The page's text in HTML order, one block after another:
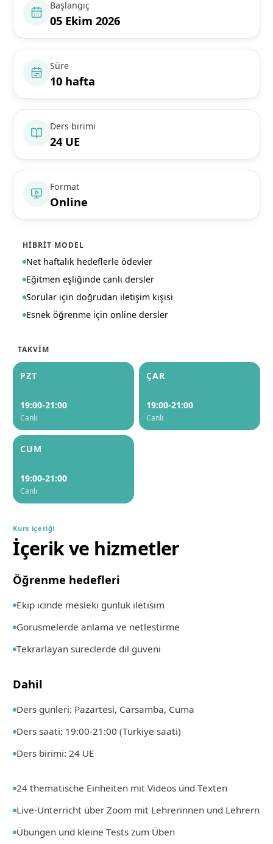
Başlangıç
05 Ekim 2026
Süre
10 hafta
Ders birimi
24 UE
Format
Online
HIBRIT MODEL
Net haftalık hedeflerle ödevler
Eğitmen eşliğinde canlı dersler
Sorular için doğrudan iletişim kişisi
Esnek öğrenme için online dersler
TAKVIM
PZT
19:00-21:00
Canlı
ÇAR
19:00-21:00
Canlı
CUM
19:00-21:00
Canlı
Kurs içeriği
İçerik ve hizmetler
Öğrenme hedefleri
Ekip icinde mesleki gunluk iletisim
Gorusmelerde anlama ve netlestirme
Tekrarlayan sureclerde dil guveni
Dahil
Ders gunleri: Pazartesi, Carsamba, Cuma
Ders saati: 19:00-21:00 (Turkiye saati)
Ders birimi: 24 UE
24 thematische Einheiten mit Videos und Texten
Live-Unterricht über Zoom mit Lehrerinnen und Lehrern
Übungen und kleine Tests zum Üben